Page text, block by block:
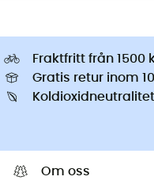
Fraktfritt från 1500
Gratis retur inom
Koldioxidneutralitet
Om oss